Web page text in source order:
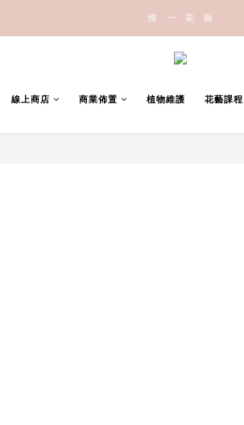
惟   一   花   藝
線上商店 商業佈置 植物維護 花藝課程